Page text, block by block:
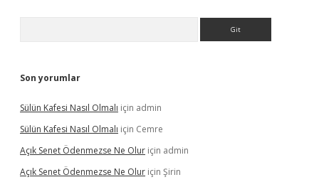
Son yorumlar
Sülün Kafesi Nasıl Olmalı için admin
Sülün Kafesi Nasıl Olmalı için Cemre
Açık Senet Ödenmezse Ne Olur için admin
Açık Senet Ödenmezse Ne Olur için Şirin